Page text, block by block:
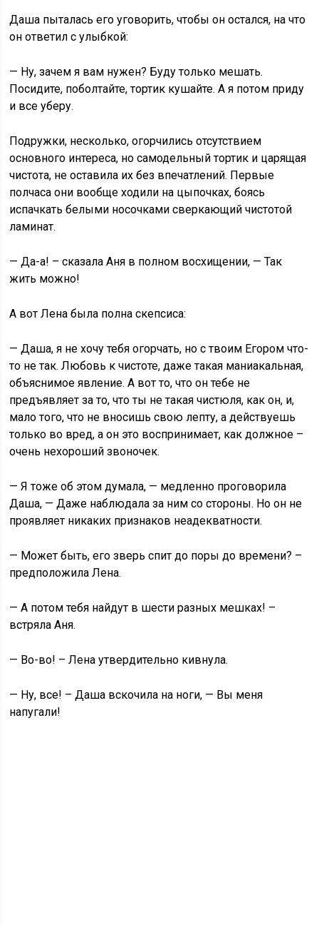
Даша пыталась его уговорить, чтобы он остался, на что
он ответил с улыбкой:
— Ну, зачем я вам нужен? Буду только мешать.
Посидите, поболтайте, тортик кушайте. А я потом приду
и все уберу.
Подружки, несколько, огорчились отсутствием
основного интереса, но самодельный тортик и царящая
чистота, не оставила их без впечатлений. Первые
полчаса они вообще ходили на цыпочках, боясь
испачкать белыми носочками сверкающий чистотой
ламинат.
— Да-а! – сказала Аня в полном восхищении, — Так
жить можно!
А вот Лена была полна скепсиса:
— Даша, я не хочу тебя огорчать, но с твоим Егором что-
то не так. Любовь к чистоте, даже такая маниакальная,
объяснимое явление. А вот то, что он тебе не
предъявляет за то, что ты не такая чистюля, как он, и,
мало того, что не вносишь свою лепту, а действуешь
только во вред, а он это воспринимает, как должное –
очень нехороший звоночек.
— Я тоже об этом думала, — медленно проговорила
Даша, — Даже наблюдала за ним со стороны. Но он не
проявляет никаких признаков неадекватности.
— Может быть, его зверь спит до поры до времени? –
предположила Лена.
— А потом тебя найдут в шести разных мешках! –
встряла Аня.
— Во-во! – Лена утвердительно кивнула.
— Ну, все! – Даша вскочила на ноги, — Вы меня
напугали!